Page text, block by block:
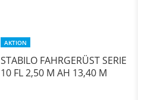
AKTION
STABILO FAHRGERÜST SERIE
10 FL 2,50 M AH 13,40 M